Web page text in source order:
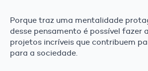
Porque traz uma mentalidade
desse pensamento é possível fazer
projetos incríveis que contribuem
para a sociedade.